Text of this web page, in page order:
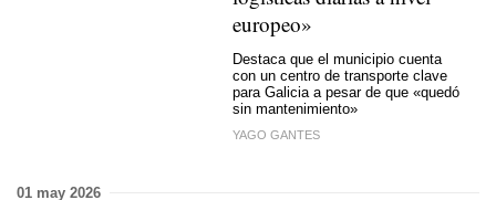
europeo»
Destaca que el municipio cuenta
con un centro de transporte clave
para Galicia a pesar de que «quedó
sin mantenimiento»
YAGO GANTES
01 may 2026